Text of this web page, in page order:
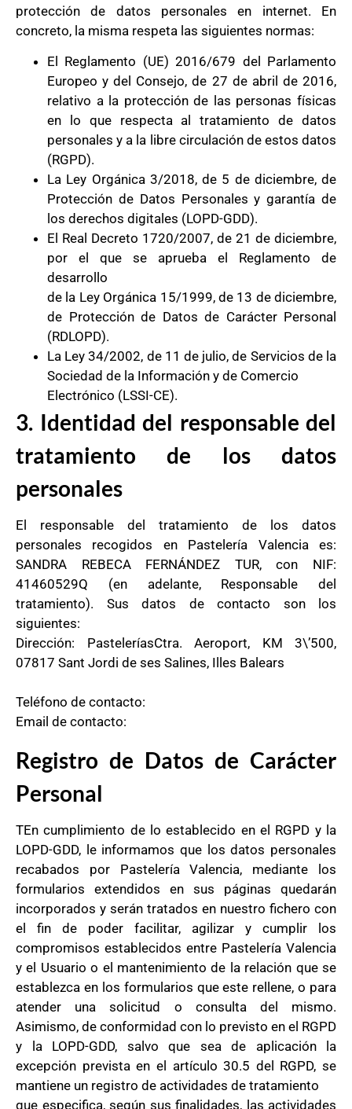
protección de datos personales en internet. En
concreto, la misma respeta las siguientes normas:
El Reglamento (UE) 2016/679 del Parlamento
Europeo y del Consejo, de 27 de abril de 2016,
relativo a la protección de las personas físicas
en lo que respecta al tratamiento de datos
personales y a la libre circulación de estos datos
(RGPD).
La Ley Orgánica 3/2018, de 5 de diciembre, de
Protección de Datos Personales y garantía de
los derechos digitales (LOPD-GDD).
El Real Decreto 1720/2007, de 21 de diciembre,
por el que se aprueba el Reglamento de
desarrollo
de la Ley Orgánica 15/1999, de 13 de diciembre,
de Protección de Datos de Carácter Personal
(RDLOPD).
La Ley 34/2002, de 11 de julio, de Servicios de la
Sociedad de la Información y de Comercio
Electrónico (LSSI-CE).
3. Identidad del responsable del
tratamiento de los datos
personales
El responsable del tratamiento de los datos
personales recogidos en Pastelería Valencia es:
SANDRA REBECA FERNÁNDEZ TUR, con NIF:
41460529Q (en adelante, Responsable del
tratamiento). Sus datos de contacto son los
siguientes:
Dirección: PasteleríasCtra. Aeroport, KM 3\’500,
07817 Sant Jordi de ses Salines, Illes Balears
Teléfono de contacto:
Email de contacto:
Registro de Datos de Carácter
Personal
TEn cumplimiento de lo establecido en el RGPD y la
LOPD-GDD, le informamos que los datos personales
recabados por Pastelería Valencia, mediante los
formularios extendidos en sus páginas quedarán
incorporados y serán tratados en nuestro fichero con
el fin de poder facilitar, agilizar y cumplir los
compromisos establecidos entre Pastelería Valencia
y el Usuario o el mantenimiento de la relación que se
establezca en los formularios que este rellene, o para
atender una solicitud o consulta del mismo.
Asimismo, de conformidad con lo previsto en el RGPD
y la LOPD-GDD, salvo que sea de aplicación la
excepción prevista en el artículo 30.5 del RGPD, se
mantiene un registro de actividades de tratamiento
que especifica, según sus finalidades, las actividades